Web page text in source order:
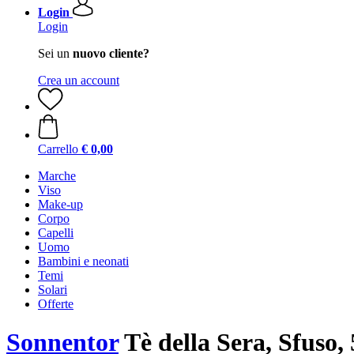
Login
Login
Sei un nuovo cliente?
Crea un account
Carrello € 0,00
Marche
Viso
Make-up
Corpo
Capelli
Uomo
Bambini e neonati
Temi
Solari
Offerte
SonnentorTè della Sera, Sfuso,